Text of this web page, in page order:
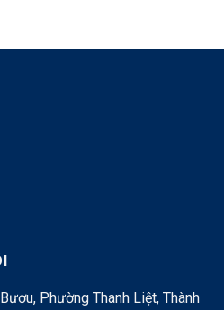
Phường Thanh Liệt, Thành